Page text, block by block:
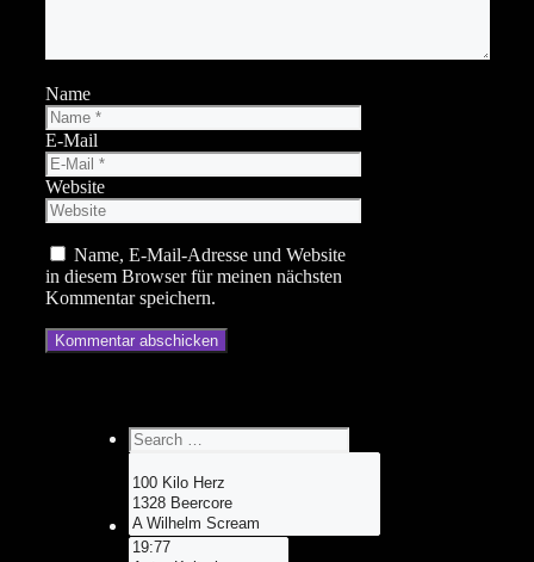
Name
E-Mail
Website
Name, E-Mail-Adresse und Website
in diesem Browser für meinen nächsten
Kommentar speichern.